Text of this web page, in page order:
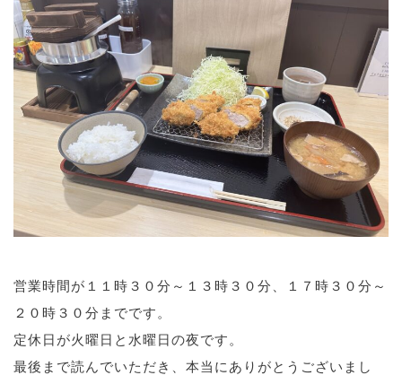
営業時間が１１時３０分～１３時３０分、１７時３０分～
２０時３０分までです。
定休日が火曜日と水曜日の夜です。
最後まで読んでいただき、本当にありがとうございまし